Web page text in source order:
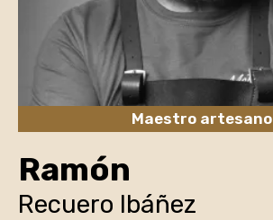
Maestro artesano
Ramón
Recuero Ibáñez